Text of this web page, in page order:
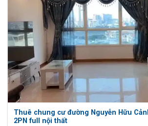
Thuê chung cư đường Nguyễn Hữu
2PN full nội thất